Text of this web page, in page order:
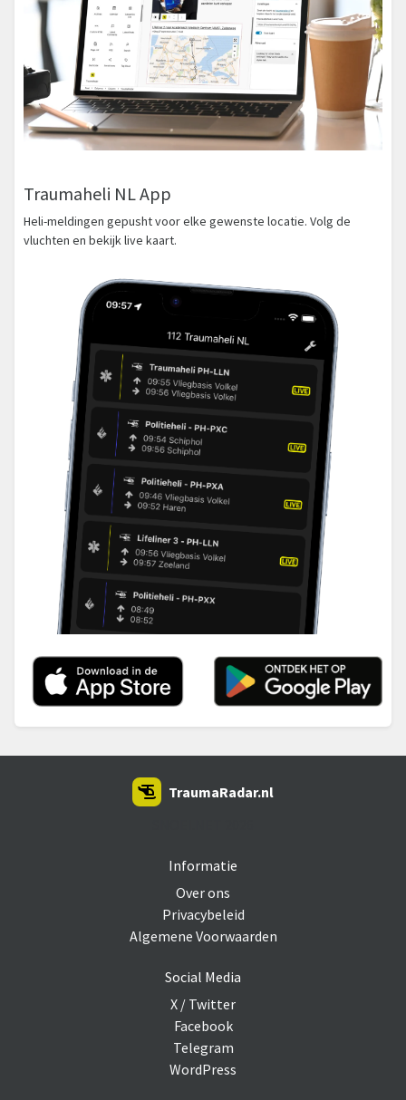
Traumaheli NL App
Heli-meldingen gepusht voor elke gewenste locatie. Volg de
vluchten en bekijk live kaart.
Informatie
Over ons
Privacybeleid
Algemene Voorwaarden
Social Media
X / Twitter
Facebook
Telegram
WordPress
TraumaRadar.nl